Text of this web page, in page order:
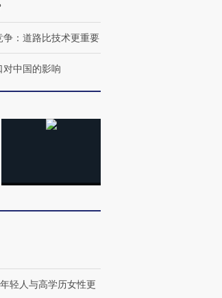
争：道路比技术更重要
中国的影响
轻人与高学历女性更